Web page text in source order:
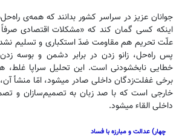
جوانان عزیز در سراسر کشور بدانند که همه‌ی
اینکه کسی گمان کند که «مشکلات اقتصادی
علّت تحریم هم مقاومت ضدّ استکباری و تسلیم
پس راه‌حل، زانو زدن در برابر دشمن و بوسه
خطایی نابخشودنی است. این تحلیل سراپا غلط،
برخی غفلت‌زدگان داخلی صادر میشود، امّا منشأ
خارجی است که با صد زبان به تصمیم‌سازان و
داخلی القاء میشود.
چهار) عدالت و مبارزه با فساد